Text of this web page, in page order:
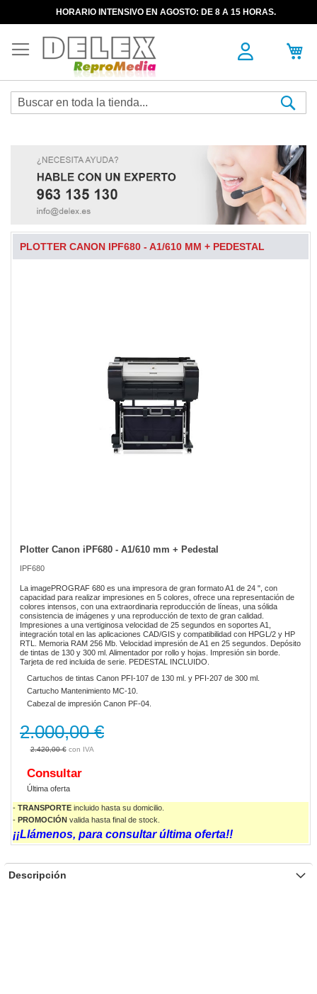
HORARIO INTENSIVO EN AGOSTO: DE 8 A 15 HORAS.
PLOTTER CANON IPF680 - A1/610 MM + PEDESTAL
Plotter Canon iPF680 - A1/610 mm + Pedestal
IPF680
La imagePROGRAF 680 es una impresora de gran formato A1 de 24 ", con
capacidad para realizar impresiones en 5 colores, ofrece una representación de
colores intensos, con una extraordinaria reproducción de líneas, una sólida
consistencia de imágenes y una reproducción de texto de gran calidad.
Impresiones a una vertiginosa velocidad de 25 segundos en soportes A1,
integración total en las aplicaciones CAD/GIS y compatibilidad con HPGL/2 y HP
RTL. Memoria RAM 256 Mb. Velocidad impresión de A1 en 25 segundos. Depósito
de tintas de 130 y 300 ml. Alimentador por rollo y hojas. Impresión sin borde.
Tarjeta de red incluida de serie. PEDESTAL INCLUIDO.
Cartuchos de tintas Canon PFI-107 de 130 ml. y PFI-207 de 300 ml.
Cartucho Mantenimiento MC-10.
Cabezal de impresión Canon PF-04.
2.420,00 €
2.000,00 €
Consultar
Última oferta
Skip
the
beginning
the
images
gallery
- TRANSPORTE incluido hasta su domicilio.
- PROMOCIÓN valida hasta final de stock.
¡¡Llámenos, para consultar última oferta!!
Descripción